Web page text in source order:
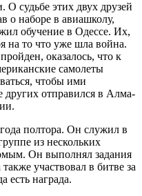
судьбе этих двух друзей
о наборе в авиашколу,
обучение в Одессе. Их,
на то что уже шла война.
оказалось, что к
самолеты
чтобы ими
других отправился в Алма-
полтора. Он служил в
из нескольких
Он выполнял задания
участвовал в битве за
есть награда.